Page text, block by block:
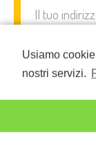
Usiamo
nostri servizi.
Il tuo
Commento